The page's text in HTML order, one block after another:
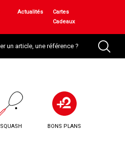
Actualités
Cartes
Cadeaux
SQUASH BONS PLANS